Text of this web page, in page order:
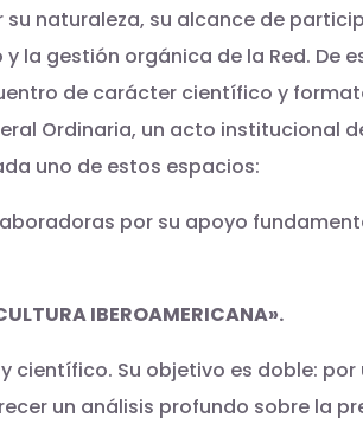
naturaleza, su alcance de
gestión orgánica de la Red. De
de carácter científico y
Ordinaria, un acto institucional
uno de estos espacios:
por su apoyo
IBEROAMERICANA».
Su objetivo es doble:
un análisis profundo sobre la